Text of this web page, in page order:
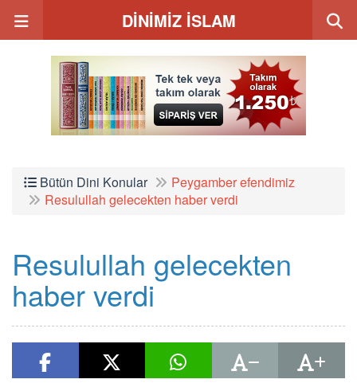
DİNİMİZ İSLAM
Bütün Dini Konular
Peygamber efendimiz
Resulullah gelecekten haber verdi
Resulullah gelecekten
haber verdi